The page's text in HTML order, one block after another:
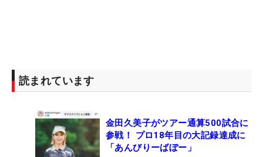
読まれています
金田久美子がツアー通算500試合に
参戦！ プロ18年目の大記録達成に
「あんびりーばぼー」